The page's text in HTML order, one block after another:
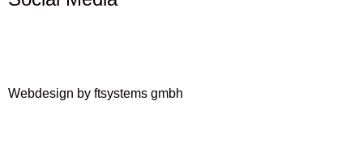
Webdesign by ftsystems gmbh